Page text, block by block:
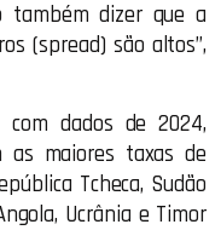
também dizer que a
(spread) são altos”,
dados de 2024,
as maiores taxas de
Tcheca, Sudão
Ucrânia e Timor